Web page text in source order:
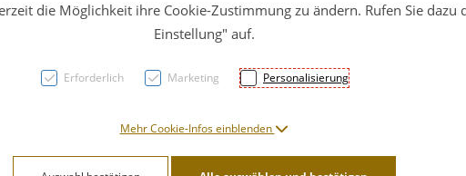
Dr.
03
14,– EUR
die Möglichkeit ihre Cookie-Zustimmung zu ändern. Rufen Sie dazu
Einstellung" auf.
Erforderlich Marketing Personalisierung
Mehr Cookie-Infos einblenden